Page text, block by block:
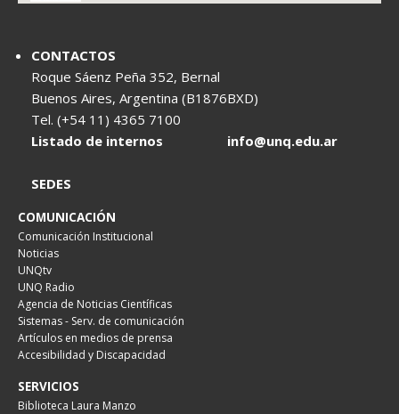
CONTACTOS
Roque Sáenz Peña 352, Bernal
Buenos Aires, Argentina (B1876BXD)
Tel. (+54 11) 4365 7100
Listado de internos
info@unq.edu.ar
SEDES
COMUNICACIÓN
Comunicación Institucional
Noticias
UNQtv
UNQ Radio
Agencia de Noticias Científicas
Sistemas - Serv. de comunicación
Artículos en medios de prensa
Accesibilidad y Discapacidad
SERVICIOS
Biblioteca Laura Manzo